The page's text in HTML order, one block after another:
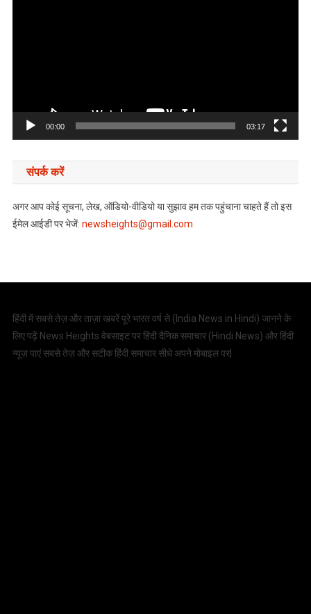
00:00 03:17
संपर्क करें
अगर आप कोई सूचना, लेख, ऑडियो-वीडियो या सुझाव हम तक पहुंचाना चाहते हैं तो इस
ईमेल आईडी पर भेजें: newsheights@gmail.com
हिंदी में सबसे तेज़ और ताज़ा खबरें पूरे भारत वर्ष से ( India News in Hindi) जानने के
लिए पढ़ें News Heights वेबसाइट पर हिंदी दैनिक समाचार (Hindi News) और हिंदी
न्यूज़ पाएं सबसे तेज़ और सटीक हिंदी समाचार सीधे अपने मोबाइल पर|